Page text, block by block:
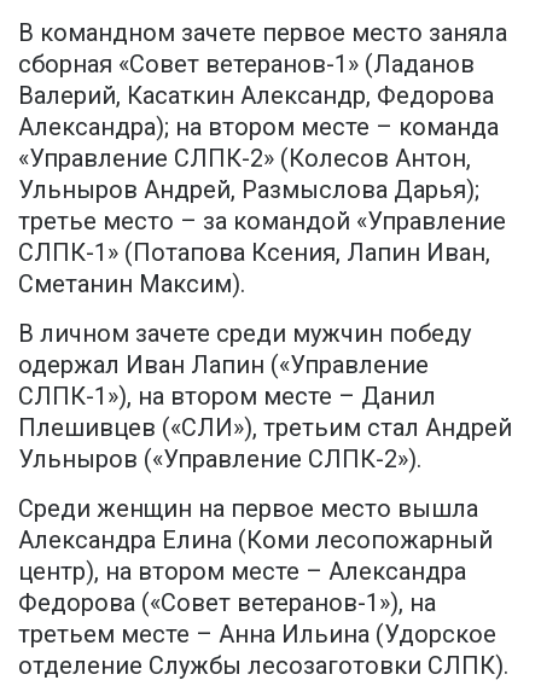
В командном зачете первое место заняла
сборная «Совет ветеранов-1» (Ладанов
Валерий, Касаткин Александр, Федорова
Александра); на втором месте – команда
«Управление СЛПК-2» (Колесов Антон,
Ульныров Андрей, Размыслова Дарья);
третье место – за командой «Управление
СЛПК-1» (Потапова Ксения, Лапин Иван,
Сметанин Максим).
В личном зачете среди мужчин победу
одержал Иван Лапин («Управление
СЛПК-1»), на втором месте – Данил
Плешивцев («СЛИ»), третьим стал Андрей
Ульныров («Управление СЛПК-2»).
Среди женщин на первое место вышла
Александра Елина (Коми лесопожарный
центр), на втором месте – Александра
Федорова («Совет ветеранов-1»), на
третьем месте – Анна Ильина (Удорское
отделение Службы лесозаготовки СЛПК).